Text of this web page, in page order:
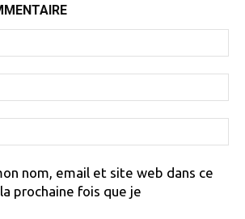
:
:
:
nom, email et site web dans ce
prochaine fois que je